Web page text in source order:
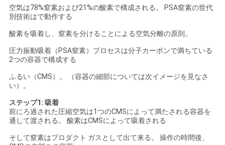
さ
い
NEWS
地
図
空気は78%窒素および21%の酸素で構成される。 PSA窒素の世代
別技術はで動作する
酸素を吸着し、窒素を分けることによる空気分離の原則。
圧力振動吸着（PSA窒素）プロセスは分子カーボンで満ちている
2つの容器で構成する
ふるい（CMS）。 （容器の細部については次イメージを見なさ
い）。
ステップ1: 吸着
前にろ過された圧縮空気は1つのCMSによって満たされる容器を
通して渡される。 酸素はCMSによって吸着される
そして窒素はプロダクト ガスとして出て来る。 操作の時間後、